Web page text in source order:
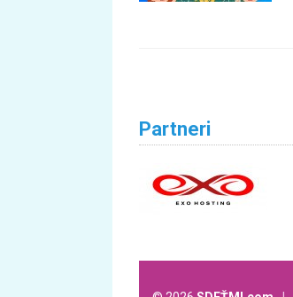
Partneri